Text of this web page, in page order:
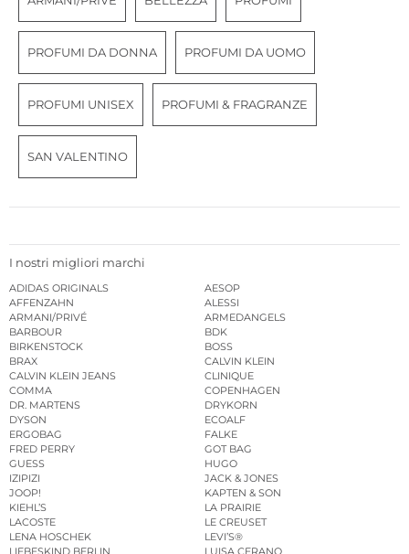
PROFUMI DA DONNA PROFUMI DA UOMO
PROFUMI UNISEX PROFUMI & FRAGRANZE
SAN VALENTINO
I nostri migliori marchi
ADIDAS ORIGINALS
AESOP
AFFENZAHN
ALESSI
ARMANI/PRIVÉ
ARMEDANGELS
BARBOUR
BDK
BIRKENSTOCK
BOSS
BRAX
CALVIN KLEIN
CALVIN KLEIN JEANS
CLINIQUE
COMMA
COPENHAGEN
DR. MARTENS
DRYKORN
DYSON
ECOALF
ERGOBAG
FALKE
FRED PERRY
GOT BAG
GUESS
HUGO
IZIPIZI
JACK & JONES
JOOP!
KAPTEN & SON
KIEHL’S
LA PRAIRIE
LACOSTE
LE CREUSET
LENA HOSCHEK
LEVI’S®
LIEBESKIND BERLIN
LUISA CERANO